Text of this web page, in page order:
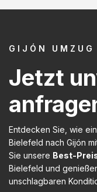
GIJÓN
Jetzt
Entdecken Sie, wie
Bielefeld nach Gijón
Sie unsere Best-
Bielefeld und
unschlagbaren